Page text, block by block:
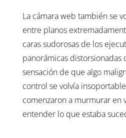
La cámara web también se
entre planos
caras sudorosas de los
panorámicas distorsionadas
sensación de que algo
control se volvía
comenzaron a murmurar en
entender lo que estaba